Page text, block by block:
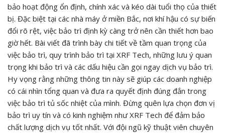
bảo hoạt động ổn định, chính xác và kéo dài tuổi thọ của thiết
bị. Đặc biệt tại các nhà máy ở miền Bắc, nơi khí hậu có sự biến
đổi rõ rệt, việc bảo trì định kỳ càng trở nên cần thiết hơn bao
giờ hết. Bài viết đã trình bày chi tiết về tầm quan trọng của
việc bảo trì, quy trình bảo trì tại XRF Tech, những lưu ý quan
trọng khi bảo trì và các dấu hiệu cần gọi ngay dịch vụ bảo trì.
Hy vọng rằng những thông tin này sẽ giúp các doanh nghiệp
có cái nhìn tổng quan và đưa ra quyết định đúng đắn trong
việc bảo trì tủ sốc nhiệt của mình. Đừng quên lựa chọn đơn vị
bảo trì uy tín và có kinh nghiệm như XRF Tech để đảm bảo
chất lượng dịch vụ tốt nhất. Với đội ngũ kỹ thuật viên chuyên